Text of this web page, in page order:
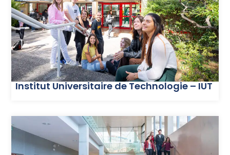
Institut Universitaire de Technologie – IUT